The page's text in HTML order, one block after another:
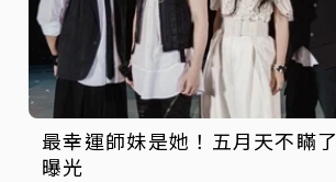
最幸運師妹是她！五月天不瞞
曝光